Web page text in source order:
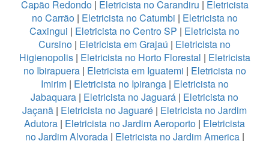
Capão Redondo| Eletricista no Carandiru | Eletricista
no Carrão| Eletricista no Catumbi | Eletricista no
Caxingui | Eletricista no Centro SP | Eletricista no
Cursino | Eletricista em Grajaú | Eletricista no
Higienopolis| Eletricista no Horto Florestal | Eletricista
no Ibirapuera| Eletricista em Iguatemi | Eletricista no
Imirim| Eletricista no Ipiranga| Eletricista no
Jabaquara | Eletricista no Jaguará | Eletricista no
Jaçanã | Eletricista no Jaguaré | Eletricista no Jardim
Adutora | Eletricista no Jardim Aeroporto | Eletricista
no Jardim Alvorada| Eletricista no Jardim America|